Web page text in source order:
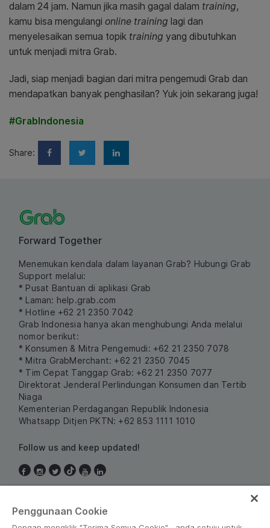
dalam 24 jam. Namun jika masih gagal dalam training,
kamu bisa mengulangi online training lagi dan
menyelesaikan semua topik training yang dibutuhkan
untuk menjadi mitra Grab.
Jadi, siap menjadi bagian dari mitra pengemudi Grab dan
mendapatkan banyak penghasilan? Yuk join sekarang juga!
#GrabIndonesia
Share:
Forward Together
Menemukan kendala dalam layanan Grab? Hubungi Grab
Support melalui:
* Pusat Bantuan di aplikasi Grab
* Laman: help.grab.com
* Hotline +62 21 2350 7042
Grab Indonesia hanya akan menghubungi Anda melalui
nomor berikut:
* Konsumen & Mitra Pengemudi: +62 21 2350 7078
* Mitra GrabMerchant: +62 21 2350 7045
* Tim Cepat Tanggap Grab: +62 21 2350 7077
Direktorat Jenderal Perlindungan Konsumen dan Tertib
Niaga
Kementerian Perdagangan Republik Indonesia
Whatsapp Ditjen PKTN: +62 853 1111 1010
Follow us and keep updated!
Penggunaan Cookie